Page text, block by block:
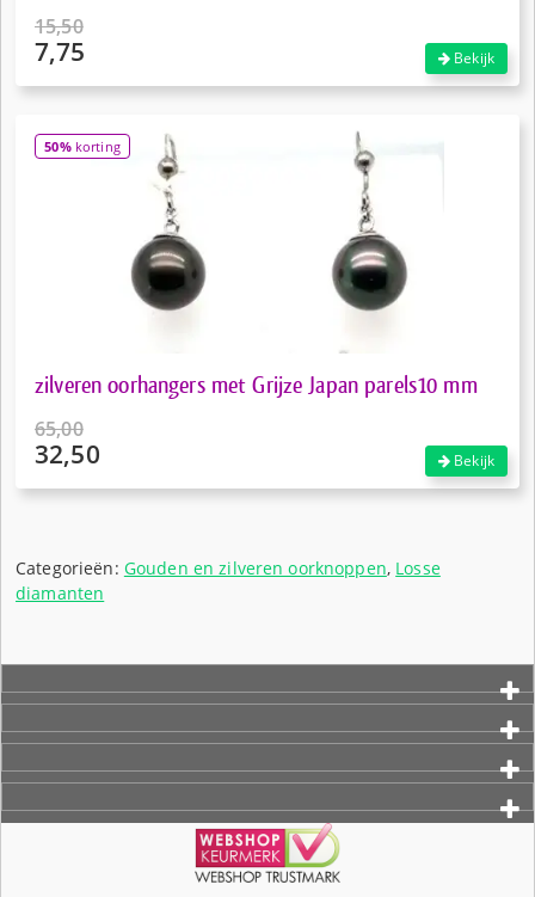
15,50
Oorspronkelijke
7,75
is:
€7,75.
Bekijk
50%korting
zilveren oorhangers met Grijze Japan parels10 mm
65,00
Oorspronkelijke
32,50
€32,50.
Bekijk
Categorieën: Gouden en zilveren oorknoppen, Losse
diamanten